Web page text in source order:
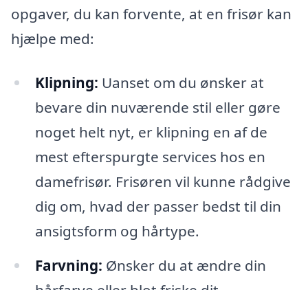
opgaver, du kan forvente, at en frisør kan
hjælpe med:
Klipning: Uanset om du ønsker at
bevare din nuværende stil eller gøre
noget helt nyt, er klipning en af de
mest efterspurgte services hos en
damefrisør. Frisøren vil kunne rådgive
dig om, hvad der passer bedst til din
ansigtsform og hårtype.
Farvning: Ønsker du at ændre din